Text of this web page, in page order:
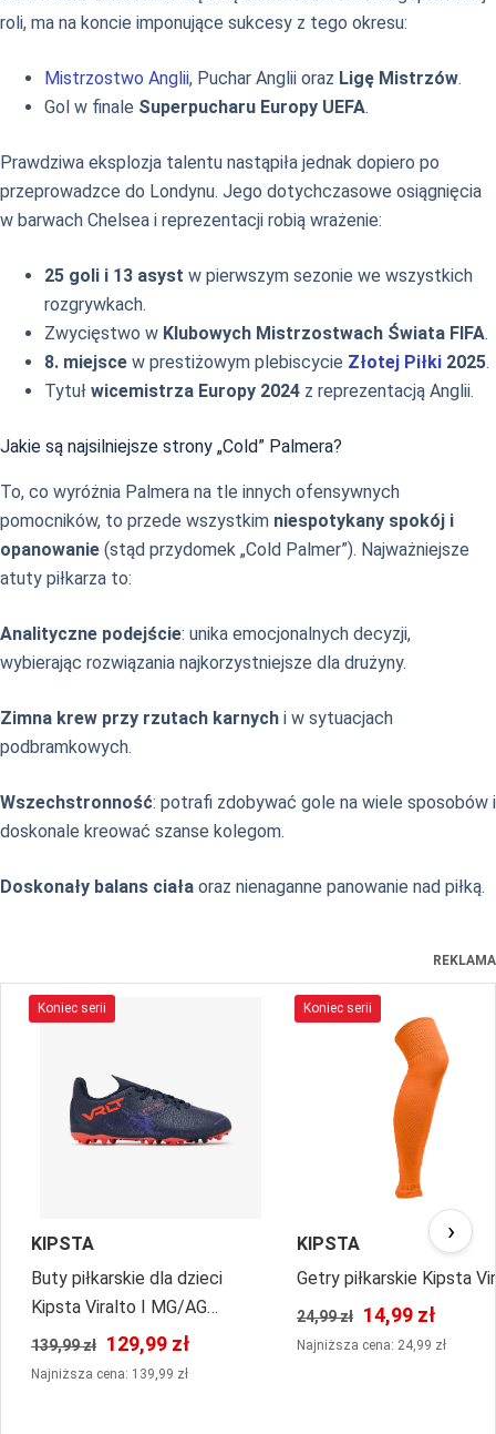
roli, ma na koncie imponujące sukcesy z tego okresu:
Mistrzostwo Anglii, Puchar Anglii oraz Ligę Mistrzów.
Gol w finale Superpucharu Europy UEFA.
Prawdziwa eksplozja talentu nastąpiła jednak dopiero po
przeprowadzce do Londynu. Jego dotychczasowe osiągnięcia
w barwach Chelsea i reprezentacji robią wrażenie:
25 goli i 13 asyst w pierwszym sezonie we wszystkich
rozgrywkach.
Zwycięstwo w Klubowych Mistrzostwach Świata FIFA.
8. miejsce w prestiżowym plebiscycie Złotej Piłki 2025.
Tytuł wicemistrza Europy 2024 z reprezentacją Anglii.
Jakie są najsilniejsze strony „Cold” Palmera?
To, co wyróżnia Palmera na tle innych ofensywnych
pomocników, to przede wszystkim niespotykany spokój i
opanowanie (stąd przydomek „Cold Palmer”). Najważniejsze
atuty piłkarza to:
Analityczne podejście: unika emocjonalnych decyzji,
wybierając rozwiązania najkorzystniejsze dla drużyny.
Zimna krew przy rzutach karnych i w sytuacjach
podbramkowych.
Wszechstronność: potrafi zdobywać gole na wiele sposobów i
doskonale kreować szanse kolegom.
Doskonały balans ciała oraz nienaganne panowanie nad piłką.
REKLAMA
Koniec serii
KIPSTA
Buty piłkarskie dla dzieci
Kipsta Viralto I MG/AG
sznurowane
139,99 zł 129,99 zł
Najniższa cena: 139,99 zł
Koniec serii
KIPSTA
Getry piłkarskie Kipsta
24,99 zł 14,99 zł
Najniższa cena: 24,99 zł
›